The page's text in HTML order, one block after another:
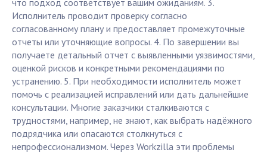
что подход соответствует вашим ожиданиям. 3.
Исполнитель проводит проверку согласно
согласованному плану и предоставляет промежуточные
отчеты или уточняющие вопросы. 4. По завершении вы
получаете детальный отчет с выявленными уязвимостями,
оценкой рисков и конкретными рекомендациями по
устранению. 5. При необходимости исполнитель может
помочь с реализацией исправлений или дать дальнейшие
консультации. Многие заказчики сталкиваются с
трудностями, например, не знают, как выбрать надёжного
подрядчика или опасаются столкнуться с
непрофессионализмом. Через Workzilla эти проблемы